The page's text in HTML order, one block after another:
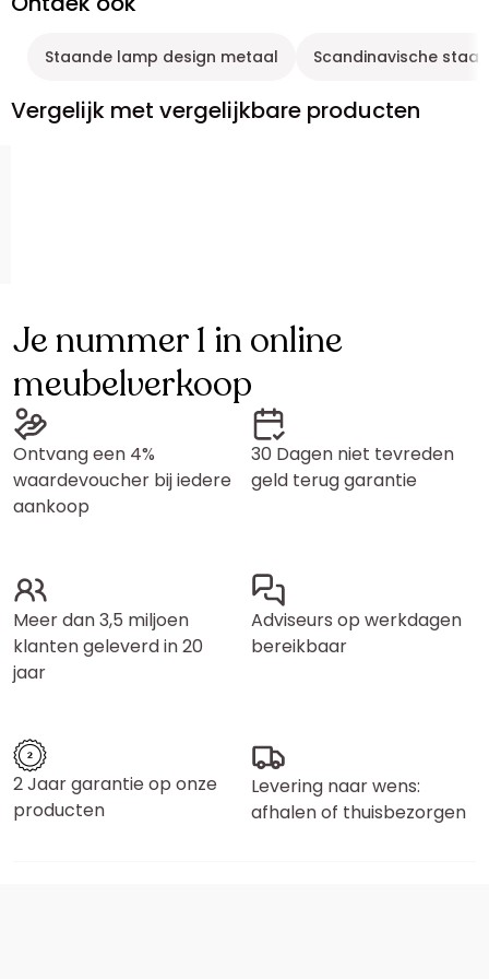
Staande lamp design metaal Scandinavische
Vergelijk met vergelijkbare producten
Je nummer 1 in online
meubelverkoop
Ontvang een 4%
waardevoucher bij iedere
aankoop
30 Dagen niet tevreden
geld terug garantie
Meer dan 3,5 miljoen
klanten geleverd in 20
jaar
Adviseurs op werkdagen
bereikbaar
2 Jaar garantie op onze
producten
Levering naar wens:
afhalen of thuisbezorgen